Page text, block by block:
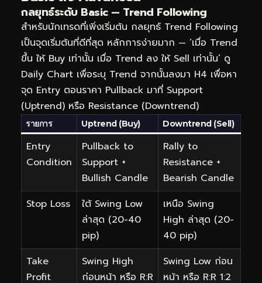
กลยุทธ์ระดับ Basic — Trend Following
สำหรับนักเทรดที่เพิ่งเริ่มต้น กลยุทธ์ Trend Following
เป็นจุดเริ่มต้นที่ดีที่สุด หลักการง่ายมาก — ‘เมื่อ Trend
ขึ้น ให้ Buy เท่านั้น เมื่อ Trend ลง ให้ Sell เท่านั้น’ ดู
Daily Chart เพื่อระบุ Trend จากนั้นลงมา H4 เพื่อหา
จุด Entry ตอนราคา Pullback มาที่ Support
(Uptrend) หรือ Resistance (Downtrend)
รายการ Uptrend (Buy) Downtrend (Sell)
Entry
Condition
Pullback to
Support +
Bullish Candle
Rally to
Resistance +
Bearish Candle
Stop Loss
ใต้ Swing Low
ล่าสุด (20-40
pip)
เหนือ Swing
High ล่าสุด (20-
40 pip)
Take
Profit
Swing High
ก่อนหน้า หรือ R:R
Swing Low ก่อน
หน้า หรือ R:R 1:2